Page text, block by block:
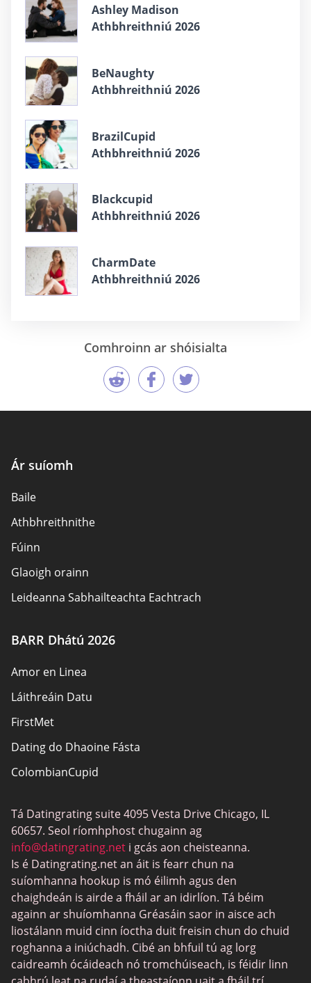
Ashley Madison
Athbhreithniú 2026
BeNaughty
Athbhreithniú 2026
BrazilCupid
Athbhreithniú 2026
Blackcupid
Athbhreithniú 2026
CharmDate
Athbhreithniú 2026
Comhroinn ar shóisialta
Ár suíomh
Baile
Athbhreithnithe
Fúinn
Glaoigh orainn
Leideanna Sabhailteachta Eachtrach
Beartas Príobháideachais
Freagracht
Nochtadh Affiliate
Léarscáil an láithreáin
BARR Dhátú 2026
Amor en Linea
Láithreáin Datu
FirstMet
Dating do Dhaoine Fásta
ColombianCupid
MeetMindful
Dátú BDSM
BBPeopleMeet
Suíomhanna Daidí Siúcra
JPeopleMeet
Trans Datu
Láithreáin Datu Sinsearacha
Tá Datingrating suite 4095 Vesta Drive Chicago, IL
60657. Seol ríomhphost chugainn ag
info@datingrating.net i gcás aon cheisteanna.
Is é Datingrating.net an áit is fearr chun na
suíomhanna hookup is mó éilimh agus den
chaighdeán is airde a fháil ar an idirlíon. Tá béim
againn ar shuíomhanna Gréasáin saor in aisce ach
liostálann muid cinn íoctha duit freisin chun do chuid
roghanna a iniúchadh. Cibé an bhfuil tú ag lorg
caidreamh ócáideach nó tromchúiseach, is féidir linn